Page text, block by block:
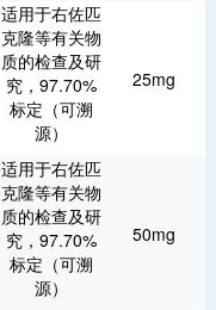
适用于右佐匹
克隆等有关物
质的检查及研
究，97.70%
标定（可溯
源）
25mg
适用于右佐匹
克隆等有关物
质的检查及研
究，97.70%
标定（可溯
源）
50mg